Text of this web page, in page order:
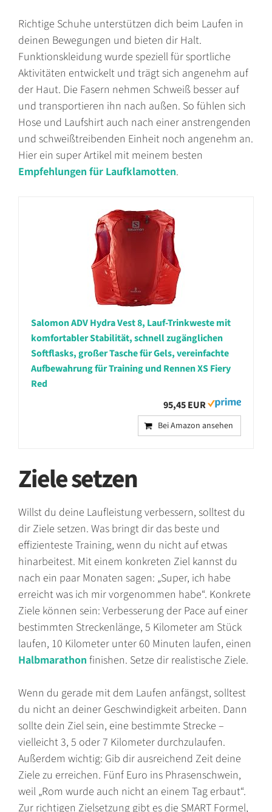
Richtige Schuhe unterstützen dich beim Laufen in
deinen Bewegungen und bieten dir Halt.
Funktionskleidung wurde speziell für sportliche
Aktivitäten entwickelt und trägt sich angenehm auf
der Haut. Die Fasern nehmen Schweiß besser auf
und transportieren ihn nach außen. So fühlen sich
Hose und Laufshirt auch nach einer anstrengenden
und schweißtreibenden Einheit noch angenehm an.
Hier ein super Artikel mit meinem besten
Empfehlungen für Laufklamotten.
Salomon ADV Hydra Vest 8, Lauf-Trinkweste mit
komfortabler Stabilität, schnell zugänglichen
Softflasks, großer Tasche für Gels, vereinfachte
Aufbewahrung für Training und Rennen XS Fiery
Red
95,45 EUR
Bei Amazon ansehen
Ziele setzen
Willst du deine Laufleistung verbessern, solltest du
dir Ziele setzen. Was bringt dir das beste und
effizienteste Training, wenn du nicht auf etwas
hinarbeitest. Mit einem konkreten Ziel kannst du
nach ein paar Monaten sagen: „Super, ich habe
erreicht was ich mir vorgenommen habe“. Konkrete
Ziele können sein: Verbesserung der Pace auf einer
bestimmten Streckenlänge, 5 Kilometer am Stück
laufen, 10 Kilometer unter 60 Minuten laufen, einen
Halbmarathon finishen. Setze dir realistische Ziele.
Wenn du gerade mit dem Laufen anfängst, solltest
du nicht an deiner Geschwindigkeit arbeiten. Dann
sollte dein Ziel sein, eine bestimmte Strecke –
vielleicht 3, 5 oder 7 Kilometer durchzulaufen.
Außerdem wichtig: Gib dir ausreichend Zeit deine
Ziele zu erreichen. Fünf Euro ins Phrasenschwein,
weil „Rom wurde auch nicht an einem Tag erbaut“.
Zur richtigen Zielsetzung gibt es die SMART Formel,